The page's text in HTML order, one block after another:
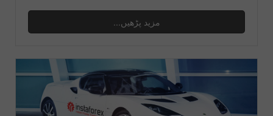
مزید پڑھیں...